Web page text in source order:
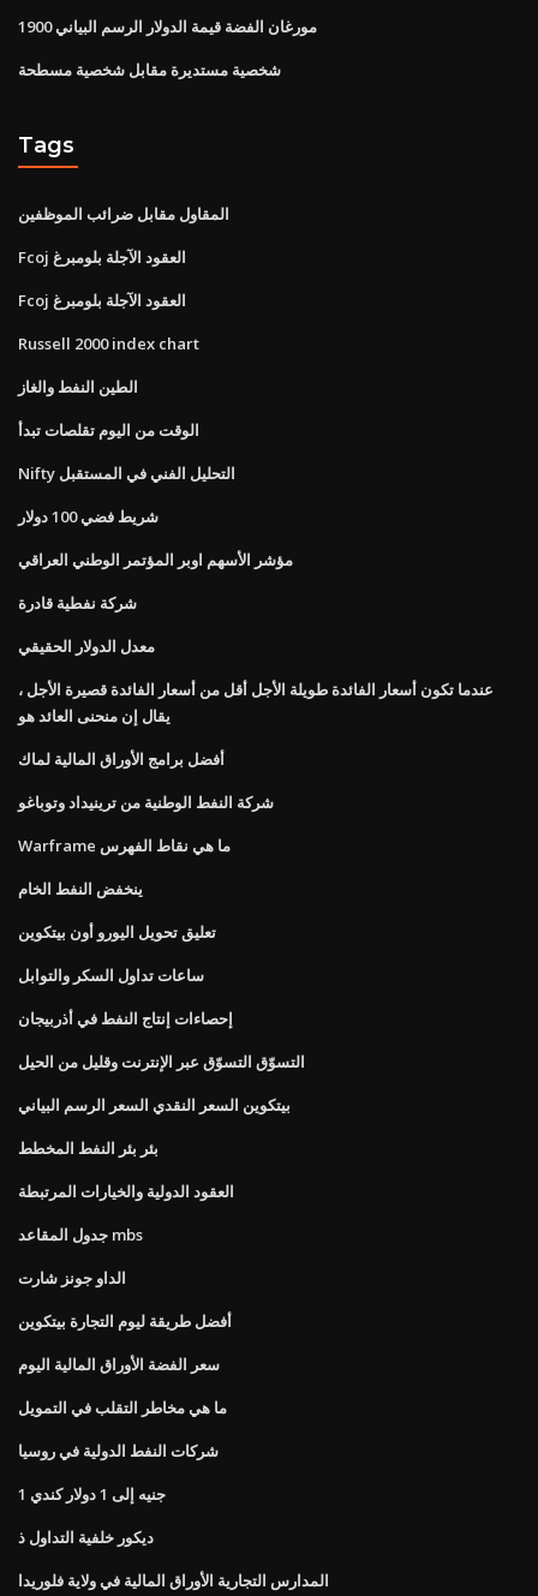
1900 مورغان الفضة قيمة الدولار الرسم البياني
شخصية مستديرة مقابل شخصية مسطحة
Tags
المقاول مقابل ضرائب الموظفين
Fcoj العقود الآجلة بلومبرغ
Fcoj العقود الآجلة بلومبرغ
Russell 2000 index chart
الطين النفط والغاز
الوقت من اليوم تقلصات تبدأ
Nifty التحليل الفني في المستقبل
شريط فضي 100 دولار
مؤشر الأسهم اوبر المؤتمر الوطني العراقي
شركة نفطية قادرة
معدل الدولار الحقيقي
عندما تكون أسعار الفائدة طويلة الأجل أقل من أسعار الفائدة قصيرة الأجل ،
يقال إن منحنى العائد هو
أفضل برامج الأوراق المالية لماك
شركة النفط الوطنية من ترينيداد وتوباغو
Warframe ما هي نقاط الفهرس
ينخفض ​​النفط الخام
تعليق تحويل اليورو أون بيتكوين
ساعات تداول السكر والتوابل
إحصاءات إنتاج النفط في أذربيجان
التسوّق التسوّق عبر الإنترنت وقليل من الحيل
بيتكوين السعر النقدي السعر الرسم البياني
بئر بئر النفط المخطط
العقود الدولية والخيارات المرتبطة
جدول المقاعد mbs
الداو جونز شارت
أفضل طريقة ليوم التجارة بيتكوين
سعر الفضة الأوراق المالية اليوم
ما هي مخاطر التقلب في التمويل
شركات النفط الدولية في روسيا
1 جنيه إلى 1 دولار كندي
ديكور خلفية التداول ذ
المدارس التجارية الأوراق المالية في ولاية فلوريدا